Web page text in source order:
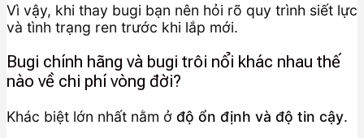
Vì vậy, khi thay bugi bạn nên hỏi rõ quy trình siết lực
và tình trạng ren trước khi lắp mới.
Bugi chính hãng và bugi trôi nổi khác nhau thế
nào về chi phí vòng đời?
Khác biệt lớn nhất nằm ở độ ổn định và độ tin cậy.